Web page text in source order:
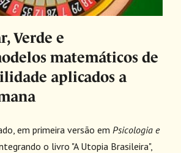
Verde e
matemáticos de
aplicados a
em primeira versão em Psicologia e
o livro "A Utopia Brasileira",